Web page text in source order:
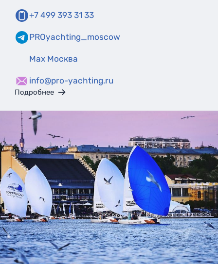
+7 499 393 31 33
PROyachting_moscow
Max Москва
info@pro-yachting.ru
Подробнее